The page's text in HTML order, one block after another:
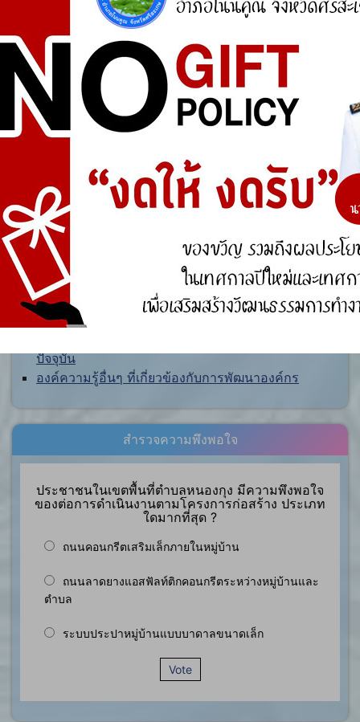
ศูนย์ร้องเรียน
สำนักงานคณะกรรมการป้องกันและปราบปรามการ
สำนักงานคณะกรรมการป้องกันและปราบปรามการ
ทุจริตในภาครัฐ
การจัดการความรู้ (KM)
องค์ความรู้ที่สนับสนุน วิสัยทัศน์ พันธกิจ ยุทธศาสตร์
ขององค์กร
องค์ความรู้จากประสบการณ์ที่องค์กรได้สั่งสมมา
ปัจจุบัน
องค์ความรู้อื่นๆ ที่เกี่ยวข้องกับการพัฒนาองค์กร
สำรวจความพึงพอใจ
ประชาชนในเขตพื้นที่ตำบลหนองกุง มีความพึงพอใจ
ของต่อการดำเนินงานตามโครงการก่อสร้าง ประเภท
ใดมากที่สุด ?
ถนนคอนกรีตเสริมเล็กภายในหมู่บ้าน
ถนนลาดยางแอสฟัลท์ติกคอนกรีตระหว่างหมู่บ้านและ
ตำบล
ระบบประปาหมู่บ้านแบบบาดาลขนาดเล็ก
Vote